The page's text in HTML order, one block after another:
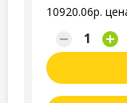
10920.06р.